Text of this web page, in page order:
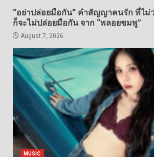
“อย่าปล่อยมือกัน” คำสัญญาคนรัก ที่ไม่
ก็จะไม่ปล่อยมือกัน จาก “พลอยชมพู”
August 7, 2026
MUSIC